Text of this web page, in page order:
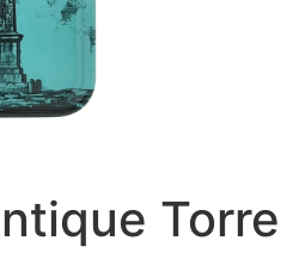
Torre